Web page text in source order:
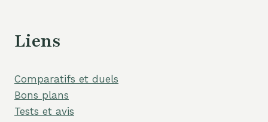
Liens
Comparatifs et duels
Bons plans
Tests et avis